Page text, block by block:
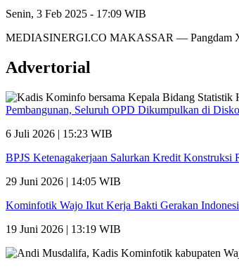
Senin, 3 Feb 2025 - 17:09 WIB
MEDIASINERGI.CO MAKASSAR — Pangdam
Advertorial
Pembangunan, Seluruh OPD Dikumpulkan di
6 Juli 2026 | 15:23 WIB
BPJS Ketenagakerjaan Salurkan Kredit
29 Juni 2026 | 14:05 WIB
Kominfotik Wajo Ikut Kerja Bakti Gerakan
19 Juni 2026 | 13:19 WIB